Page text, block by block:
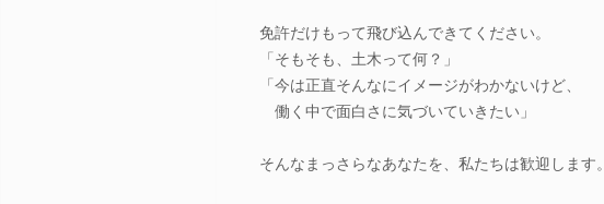
免許だけもって飛び込んできてください。
「そもそも、土木って何？」
「今は正直そんなにイメージがわかないけど、
働く中で面白さに気づいていきたい」
そんなまっさらなあなたを、私たちは歓迎します。